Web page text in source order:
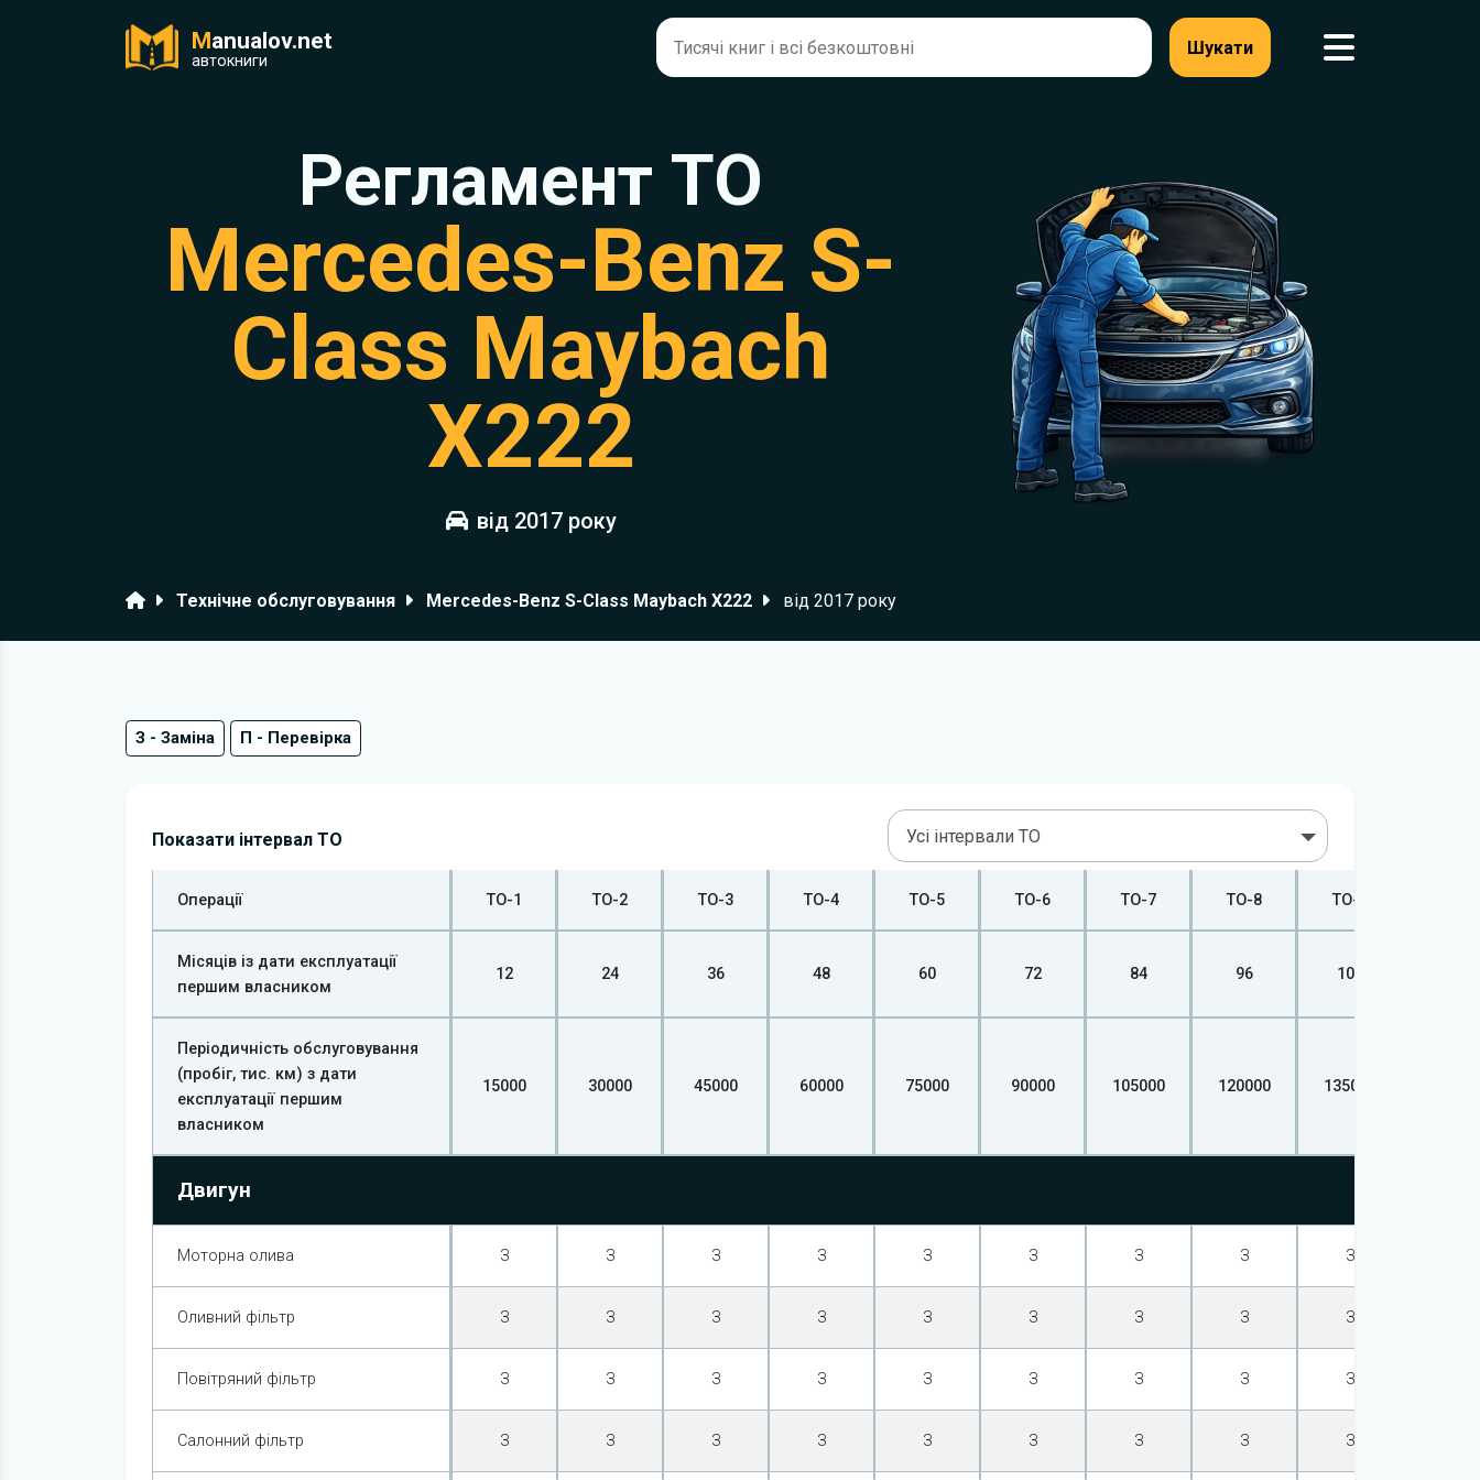
Manualov.net
автокниги
Шукати
Регламент ТО
Mercedes-Benz S-
Class Maybach
X222
від 2017 року
ГоловнаТехнічне обслуговування Mercedes-Benz S-Class Maybach X222 від 2017 року
З - Заміна П - Перевірка
Показати інтервал ТО Усі інтервали ТО
Операції ТО-1 ТО-2 ТО-3 ТО-4 ТО-5 ТО-6 ТО-7 ТО-8 ТО-9
Місяців із дати експлуатації
першим власником
12 24 36 48 60 72 84 96 108
Періодичність обслуговування
(пробіг, тис. км) з дати
експлуатації першим
власником
15000 30000 45000 60000 75000 90000 105000 120000 135000
Двигун
Моторна олива З З З З З З З З З
Оливний фільтр З З З З З З З З З
Повітряний фільтр З З З З З З З З З
Салонний фільтр З З З З З З З З З